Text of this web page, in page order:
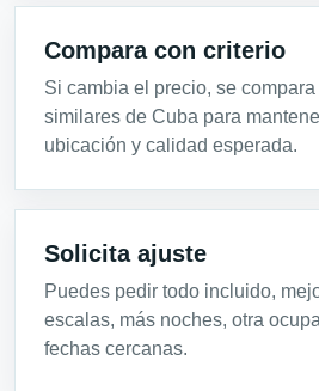
Compara con criterio
Si cambia el precio, se
similares de Cuba para
ubicación y calidad esperada.
Solicita ajuste
Puedes pedir todo incluido,
escalas, más noches, otra
fechas cercanas.